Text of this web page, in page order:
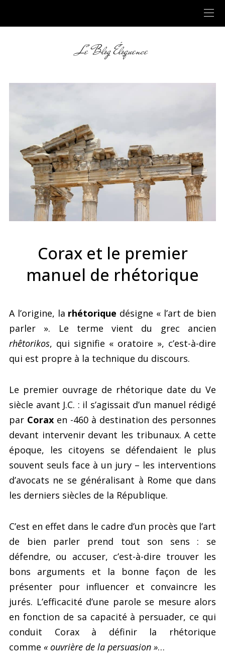
Le Blog Éloquence
Corax et le premier
manuel de rhétorique
A l’origine, la rhétorique désigne « l’art de bien
parler ». Le terme vient du grec ancien
rhêtorikos, qui signifie « oratoire », c’est-à-dire
qui est propre à la technique du discours.
Le premier ouvrage de rhétorique date du Ve
siècle avant J.C. : il s’agissait d’un manuel rédigé
par Corax en -460 à destination des personnes
devant intervenir devant les tribunaux. A cette
époque, les citoyens se défendaient le plus
souvent seuls face à un jury – les interventions
d’avocats ne se généralisant à Rome que dans
les derniers siècles de la République.
C’est en effet dans le cadre d’un procès que l’art
de bien parler prend tout son sens : se
défendre, ou accuser, c’est-à-dire trouver les
bons arguments et la bonne façon de les
présenter pour influencer et convaincre les
jurés. L’efficacité d’une parole se mesure alors
en fonction de sa capacité à persuader, ce qui
conduit Corax à définir la rhétorique
comme « ouvrière de la persuasion »…